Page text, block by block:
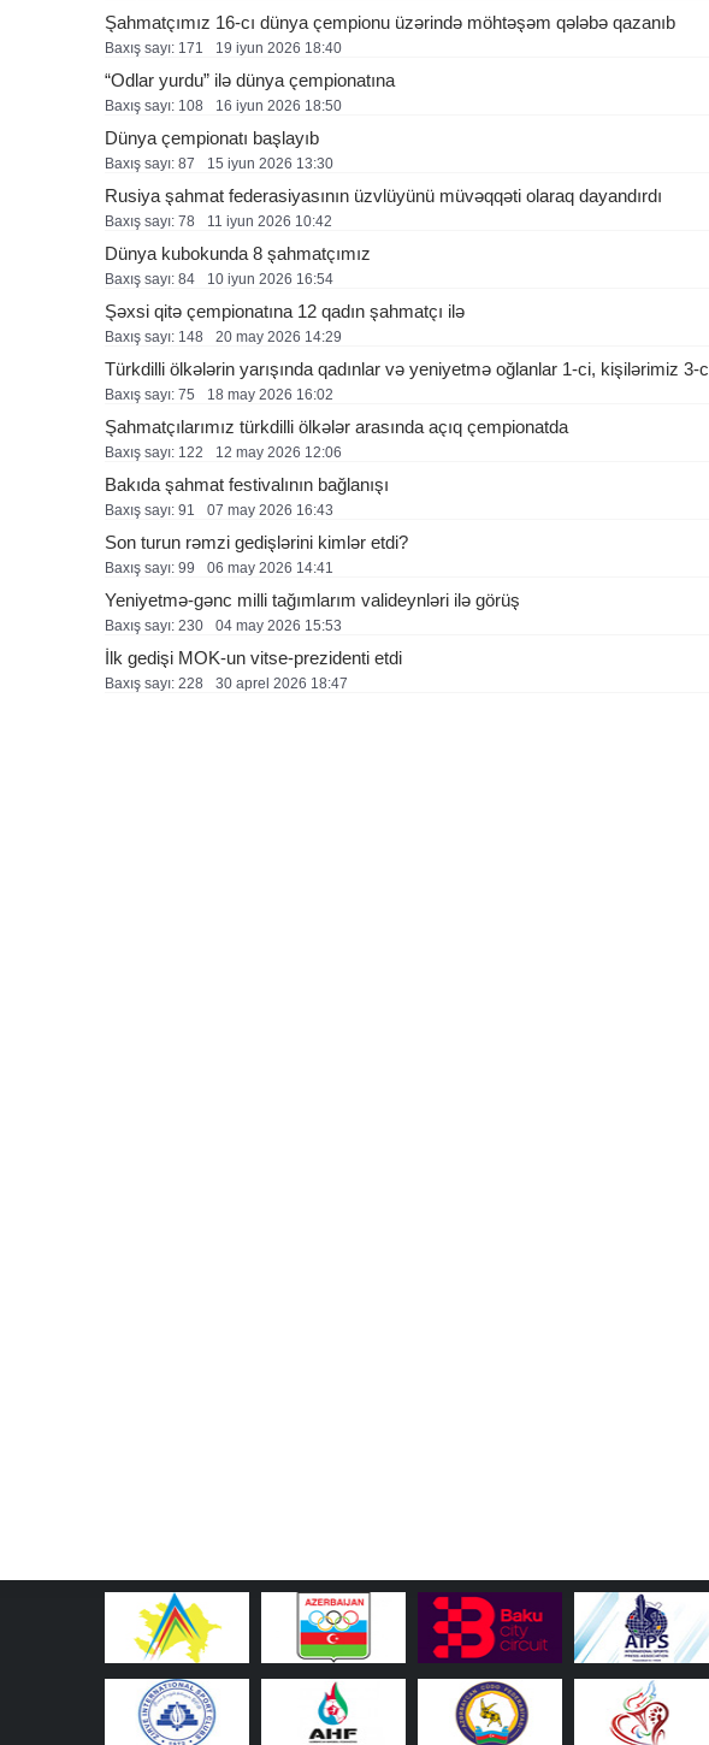
Şahmatçımız 16-cı dünya çempionu üzərində möhtəşəm qələbə qazanıb
Baxış sayı: 171 19 i̇yun 2026 18:40
“Odlar yurdu” ilə dünya çempionatına
Baxış sayı: 108 16 i̇yun 2026 18:50
Dünya çempionatı başlayıb
Baxış sayı: 87 15 i̇yun 2026 13:30
Rusiya şahmat federasiyasının üzvlüyünü müvəqqəti olaraq dayandırdı
Baxış sayı: 78 11 i̇yun 2026 10:42
Dünya kubokunda 8 şahmatçımız
Baxış sayı: 84 10 i̇yun 2026 16:54
Şəxsi qitə çempionatına 12 qadın şahmatçı ilə
Baxış sayı: 148 20 may 2026 14:29
Türkdilli ölkələrin yarışında qadınlar və yeniyetmə oğlanlar 1-ci, kişilərimiz 3-
Baxış sayı: 75 18 may 2026 16:02
Şahmatçılarımız türkdilli ölkələr arasında açıq çempionatda
Baxış sayı: 122 12 may 2026 12:06
Bakıda şahmat festivalının bağlanışı
Baxış sayı: 91 07 may 2026 16:43
Son turun rəmzi gedişlərini kimlər etdi?
Baxış sayı: 99 06 may 2026 14:41
Yeniyetmə-gənc milli tağımlarım valideynləri ilə görüş
Baxış sayı: 230 04 may 2026 15:53
İlk gedişi MOK-un vitse-prezidenti etdi
Baxış sayı: 228 30 aprel 2026 18:47